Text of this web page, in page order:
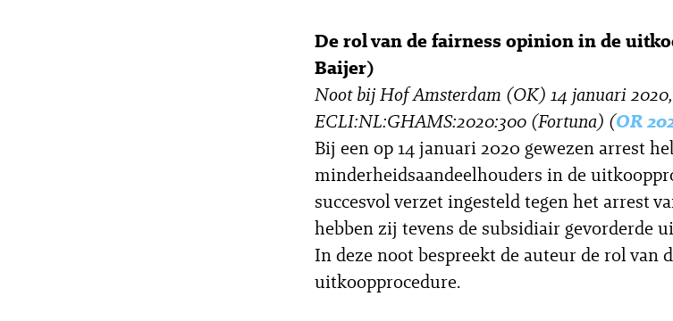
De rol van de fairness opinion in de
Baijer)
Noot bij Hof Amsterdam (OK) 14 januari 2020,
ECLI:NL:GHAMS:2020:300 (Fortuna) (OR
Bij een op 14 januari 2020 gewezen arrest
minderheidsaandeelhouders in de
succesvol verzet ingesteld tegen het arrest
hebben zij tevens de subsidiair gevorderde
In deze noot bespreekt de auteur de rol van
uitkoopprocedure.